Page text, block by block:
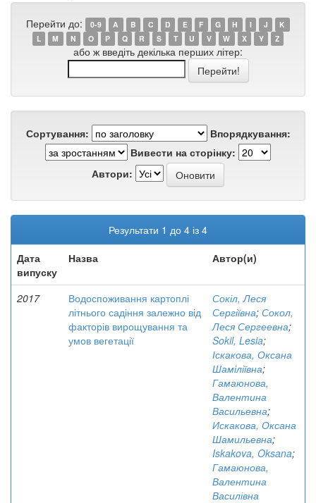
Перейти до: 0-9 A B C D E F G H I J
K
L
M N O P Q R S T U V W X Y Z
або ж введіть декілька перших літер:
Сортування:
Впорядкування:
Вивести на сторінку:
Автори:
Результати 1 до 4 із 4
Дата
випуску
Назва Автор(и)
2017
Водоспоживання картоплі
літнього садіння залежно від
факторів вирощування та
умов вегетації
Сокіл, Леся
Сергіївна; Сокол,
Леся Сергеевна;
Sokil, Lesia;
Іскакова, Оксана
Шаміліївна;
Гамаюнова,
Валентина
Васильевна;
Искакова, Оксана
Шамильевна;
Iskakova, Oksana;
Гамаюнова,
Валентина
Василівна